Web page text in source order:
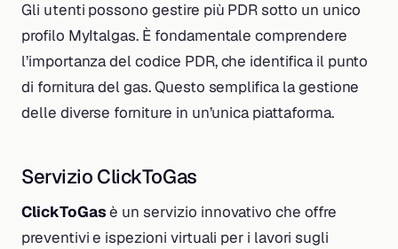
Gli utenti possono gestire più PDR sotto un unico
profilo MyItalgas. È fondamentale comprendere
l’importanza del codice PDR, che identifica il punto
di fornitura del gas. Questo semplifica la gestione
delle diverse forniture in un’unica piattaforma.
Servizio ClickToGas
ClickToGasè un servizio innovativo che offre
preventivi e ispezioni virtuali per i lavori sugli